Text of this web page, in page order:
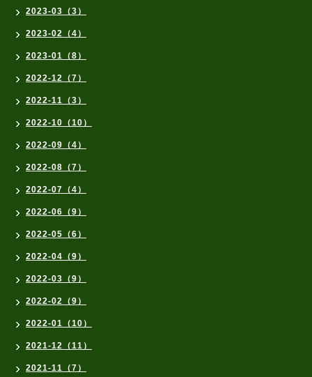
2023-03（3）
2023-02（4）
2023-01（8）
2022-12（7）
2022-11（3）
2022-10（10）
2022-09（4）
2022-08（7）
2022-07（4）
2022-06（9）
2022-05（6）
2022-04（9）
2022-03（9）
2022-02（9）
2022-01（10）
2021-12（11）
2021-11（7）